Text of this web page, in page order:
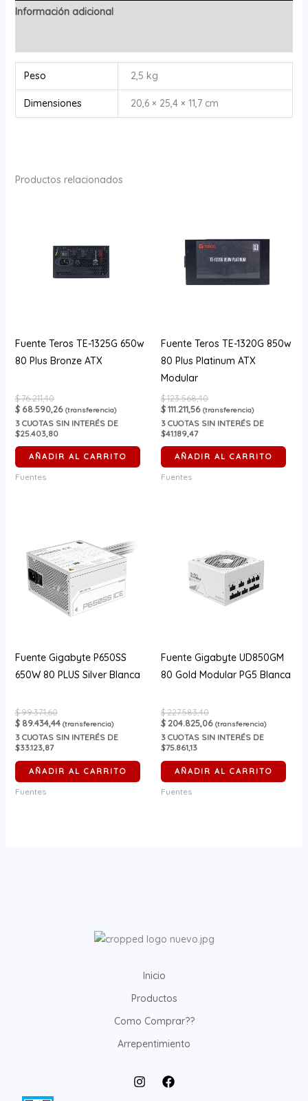
Información adicional
Peso 2,5 kg
Dimensiones 20,6 × 25,4 × 11,7 cm
Productos relacionados
Fuente Teros TE-1325G 650w
80 Plus Bronze ATX
$76.211,40
$68.590,26 (transferencia)
3CUOTAS SIN INTERÉS DE
$25.403,80
AÑADIR AL CARRITO
Fuentes
Fuente Teros TE-1320G 850w
80 Plus Platinum ATX
Modular
$123.568,40
$111.211,56 (transferencia)
3 CUOTAS SIN INTERÉS DE
$41.189,47
AÑADIR AL CARRITO
Fuentes
Fuente Gigabyte P650SS
650W 80 PLUS Silver Blanca
$99.371,60
$89.434,44 (transferencia)
3CUOTAS SIN INTERÉS DE
$33.123,87
AÑADIR AL CARRITO
Fuentes
Fuente Gigabyte UD850GM
80 Gold Modular PG5 Blanca
$227.583,40
$204.825,06 (transferencia)
3 CUOTAS SIN INTERÉS DE
$75.861,13
AÑADIR AL CARRITO
Fuentes
Inicio
Productos
Como Comprar??
Arrepentimiento